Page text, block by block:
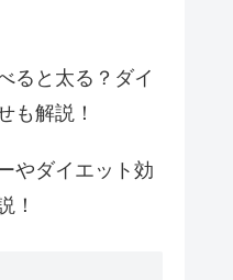
ると太る？ダイ
も解説！
やダイエット効
！